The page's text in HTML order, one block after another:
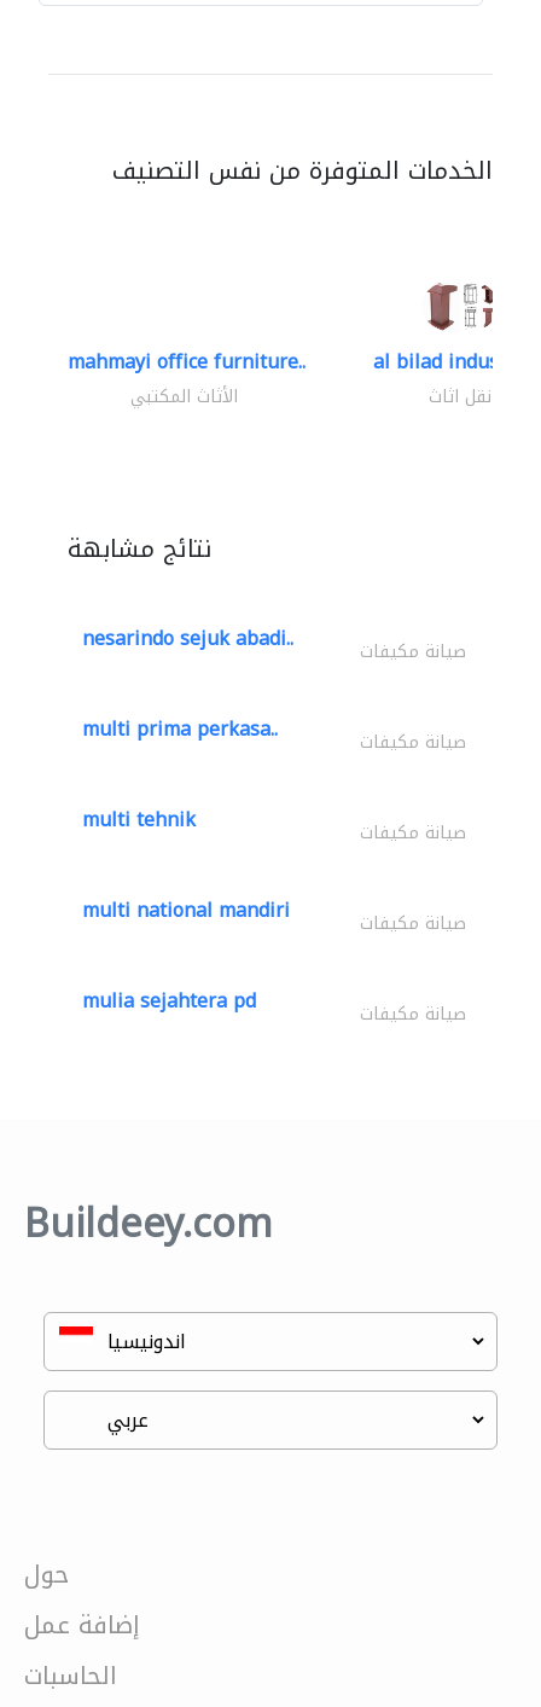
الخدمات المتوفرة من نفس التصنيف
mahmayi office furniture..
الأثاث المكتبي
al bilad
نقل اثاث
نتائج مشابهة
nesarindo sejuk abadi.. صيانة مكيفات
multi prima perkasa.. صيانة مكيفات
multi tehnik صيانة مكيفات
multi national mandiri صيانة مكيفات
mulia sejahtera pd صيانة مكيفات
Buildeey.com
حول
إضافة عمل
الحاسبات